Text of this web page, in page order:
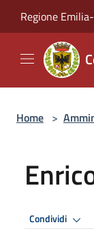
Regione
Home >
Condividi